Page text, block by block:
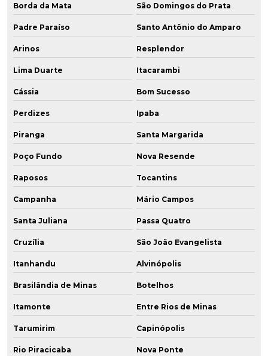
Borda da Mata São Domingos do Prata
Padre Paraíso Santo Antônio do Amparo
Arinos Resplendor
Lima Duarte Itacarambi
Cássia Bom Sucesso
Perdizes Ipaba
Piranga Santa Margarida
Poço Fundo Nova Resende
Raposos Tocantins
Campanha Mário Campos
Santa Juliana Passa Quatro
Cruzília São João Evangelista
Itanhandu Alvinópolis
Brasilândia de Minas Botelhos
Itamonte Entre Rios de Minas
Tarumirim Capinópolis
Rio Piracicaba Nova Ponte